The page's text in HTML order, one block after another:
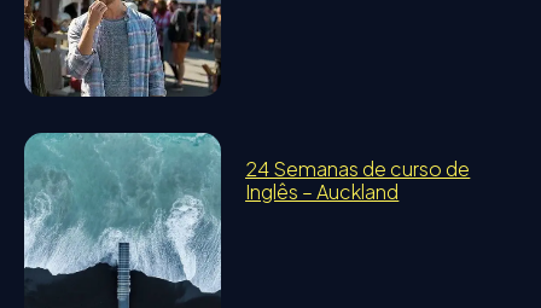
24 Semanas de curso de
Inglês – Auckland